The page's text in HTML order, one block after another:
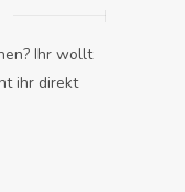
Ihr wollt
ihr direkt